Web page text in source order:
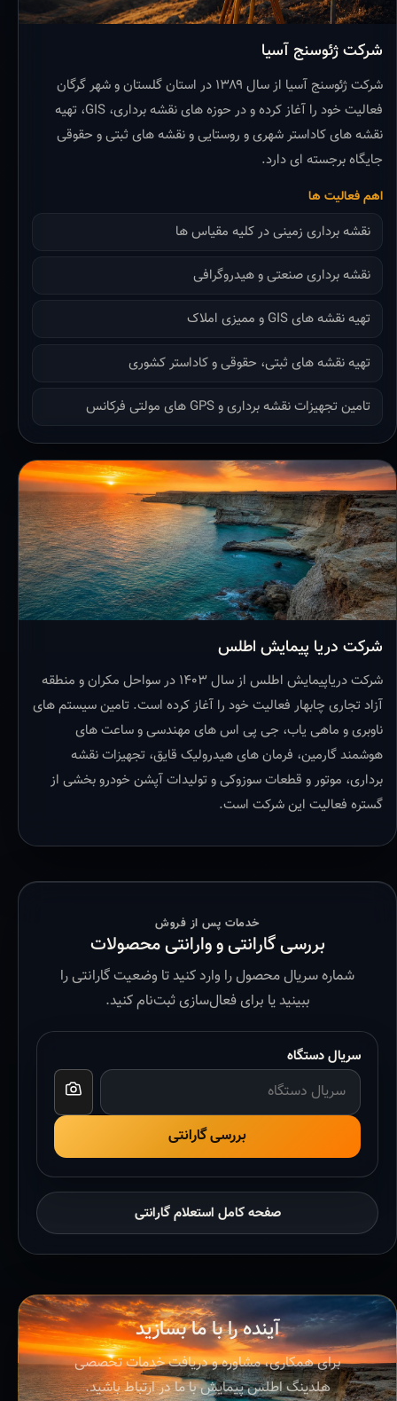
شرکت ژئوسنج آسیا
شرکت ژئوسنج آسیا از سال ۱۳۸۹ در استان گلستان و شهر گرگان
فعالیت خود را آغاز کرده و در حوزه های نقشه برداری، GIS، تهیه
نقشه های کاداستر شهری و روستایی و نقشه های ثبتی و حقوقی
جایگاه برجسته ای دارد.
اهم فعالیت ها
نقشه برداری زمینی در کلیه مقیاس ها
نقشه برداری صنعتی و هیدروگرافی
تهیه نقشه های GIS و ممیزی املاک
تهیه نقشه های ثبتی، حقوقی و کاداستر کشوری
تامین تجهیزات نقشه برداری و GPS های مولتی فرکانس
شرکت دریا پیمایش اطلس
شرکت دریاپیمایش اطلس از سال ۱۴۰۳ در سواحل مکران و منطقه
آزاد تجاری چابهار فعالیت خود را آغاز کرده است. تامین سیستم های
ناوبری و ماهی یاب، جی پی اس های مهندسی و ساعت های
هوشمند گارمین، فرمان های هیدرولیک قایق، تجهیزات نقشه
برداری، موتور و قطعات سوزوکی و تولیدات آپشن خودرو بخشی از
گستره فعالیت این شرکت است.
خدمات پس از فروش
بررسی گارانتی و وارانتی محصولات
شماره سریال محصول را وارد کنید تا وضعیت گارانتی را
ببینید یا برای فعال‌سازی ثبت‌نام کنید.
سریال دستگاه
بررسی گارانتی
صفحه کامل استعلام گارانتی
آینده را با ما بسازید
برای همکاری، مشاوره و دریافت خدمات تخصصی
هلدینگ اطلس پیمایش با ما در ارتباط باشید.